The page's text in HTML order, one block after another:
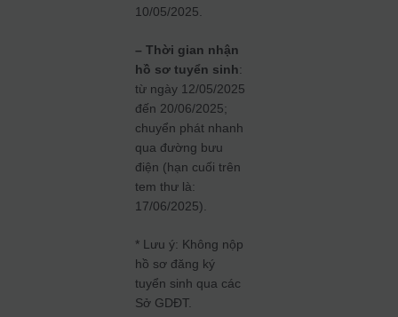
10/05/2025.
– Thời gian nhận
hồ sơ tuyển sinh:
từ ngày 12/05/2025
đến 20/06/2025;
chuyển phát nhanh
qua đường bưu
điện (hạn cuối trên
tem thư là:
17/06/2025).
* Lưu ý: Không nộp
hồ sơ đăng ký
tuyển sinh qua các
Sở GDĐT.